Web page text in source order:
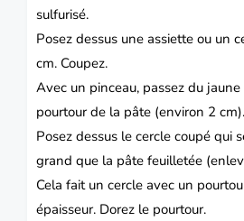
sulfurisé.
Posez dessus une assiette ou un
cm. Coupez.
Avec un pinceau, passez du
pourtour de la pâte (environ 2 cm).
Posez dessus le cercle coupé qui
grand que la pâte feuilletée
Cela fait un cercle avec un
épaisseur. Dorez le pourtour.